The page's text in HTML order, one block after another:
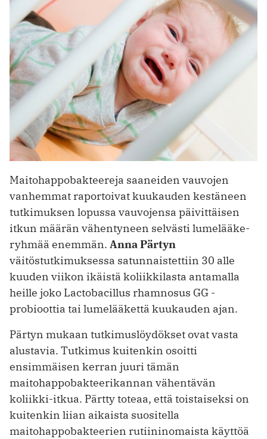
Maitohappobakteereja saaneiden vauvojen
vanhemmat raportoivat kuukauden kestäneen
tutkimuksen lopussa vauvojensa päivittäisen
itkun määrän vähentyneen selvästi lumelääke-
ryhmää enemmän. Anna Pärtyn
väitöstutkimuksessa satunnaistettiin 30 alle
kuuden viikon ikäistä koliikkilasta antamalla
heille joko Lactobacillus rhamnosus GG -
probioottia tai lumelääkettä kuukauden ajan.
Pärtyn mukaan tutkimuslöydökset ovat vasta
alustavia. Tutkimus kuitenkin osoitti
ensimmäisen kerran juuri tämän
maitohappobakteerikannan vähentävän
koliikki-itkua. Pärtty toteaa, että toistaiseksi on
kuitenkin liian aikaista suositella
maitohappobakteerien rutiininomaista käyttöä